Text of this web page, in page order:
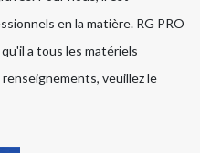
en la matière. RG PRO
a tous les matériels
veuillez le